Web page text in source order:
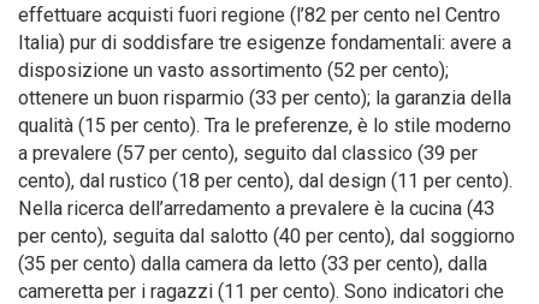
effettuare acquisti fuori regione (l’82 per cento nel Centro
Italia) pur di soddisfare tre esigenze fondamentali: avere a
disposizione un vasto assortimento (52 per cento);
ottenere un buon risparmio (33 per cento); la garanzia della
qualità (15 per cento). Tra le preferenze, è lo stile moderno
a prevalere (57 per cento), seguito dal classico (39 per
cento), dal rustico (18 per cento), dal design (11 per cento).
Nella ricerca dell’arredamento a prevalere è la cucina (43
per cento), seguita dal salotto (40 per cento), dal soggiorno
(35 per cento) dalla camera da letto (33 per cento), dalla
cameretta per i ragazzi (11 per cento). Sono indicatori che